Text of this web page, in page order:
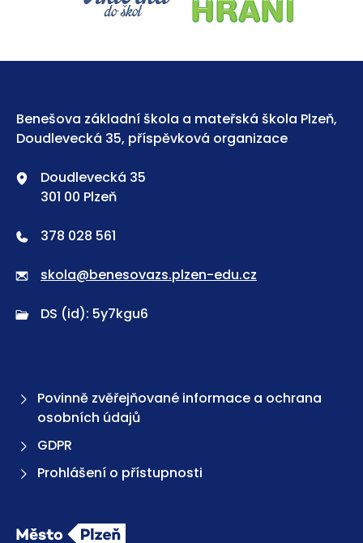
Benešova základní škola a mateřská škola Plzeň,
Doudlevecká 35, příspěvková organizace
Doudlevecká 35
301 00 Plzeň
378 028 561
skola@benesovazs.plzen-edu.cz
DS (id): 5y7kgu6
Povinně zvěřejňované informace a ochrana
osobních údajů
GDPR
Prohlášení o přístupnosti